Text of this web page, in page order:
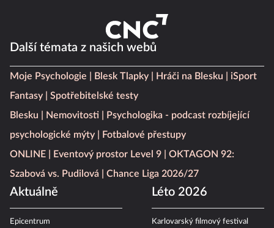
Další témata z našich webů
Moje Psychologie Blesk Tlapky Hráči na Blesku
iSport
Fantasy
Spotřebitelské testy
Blesku
Nemovitosti
Psychologika - podcast rozbíjející
psychologické mýty
Fotbalové přestupy
ONLINE
Eventový prostor Level 9
OKTAGON 92:
Szabová vs. Pudilová
Chance Liga 2026/27
Aktuálně
Epicentrum
Léto 2026
Karlovarský filmový festival